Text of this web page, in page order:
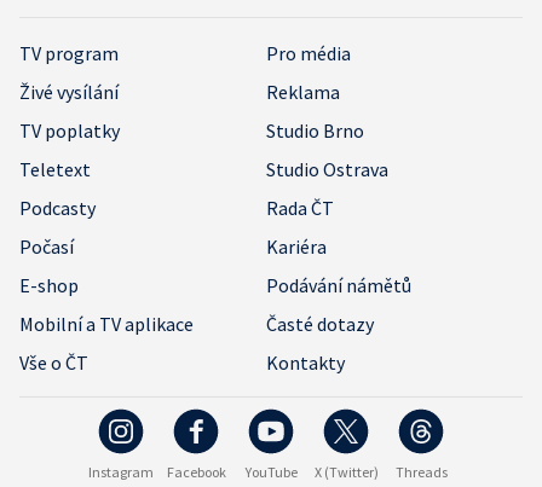
TV program
Pro média
Živé vysílání
Reklama
TV poplatky
Studio Brno
Teletext
Studio Ostrava
Podcasty
Rada ČT
Počasí
Kariéra
E-shop
Podávání námětů
Mobilní a TV aplikace
Časté dotazy
Vše o ČT
Kontakty
Instagram Facebook YouTube X (Twitter) Threads